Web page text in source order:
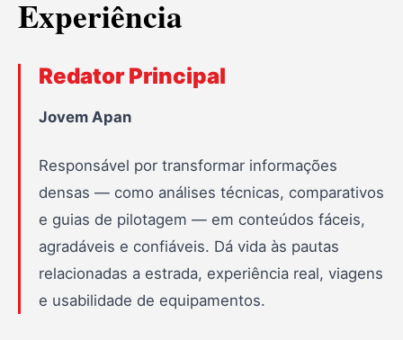
Experiência
Redator Principal
Jovem Apan
Responsável por transformar informações
densas — como análises técnicas, comparativos
e guias de pilotagem — em conteúdos fáceis,
agradáveis e confiáveis. Dá vida às pautas
relacionadas a estrada, experiência real, viagens
e usabilidade de equipamentos.